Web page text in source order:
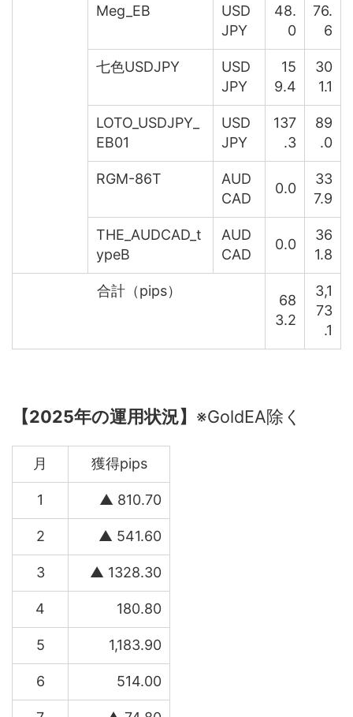
Meg_EB
USD
JPY
48.
0
76.
6
七色USDJPY
USD
JPY
15
9.4
30
1.1
LOTO_USDJPY_
EB01
USD
JPY
137
.3
89
.0
RGM-86T
AUD
CAD
0.0
33
7.9
THE_AUDCAD_t
ypeB
AUD
CAD
0.0
36
1.8
合計（pips）
68
3.2
3,1
73
.1
【2025年の運用状況】 ※GoldEA除く
月 獲得pips
1 ▲ 810.70
2 ▲ 541.60
3 ▲ 1328.30
4 180.80
5 1,183.90
6 514.00